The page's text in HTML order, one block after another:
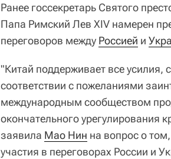
Ранее госсекретарь Святого
Папа Римский Лев XIV намерен
переговоров между Россией и
"Китай поддерживает все усилия,
соответствии с пожеланиями
международным сообществом
окончательного урегулирования
заявила Мао Нин на вопрос о
участия в переговорах России и